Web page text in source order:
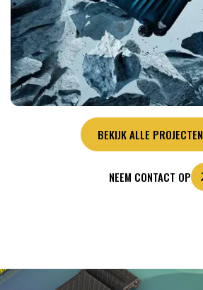
BEKIJK ALLE PROJECTEN
NEEM CONTACT OP